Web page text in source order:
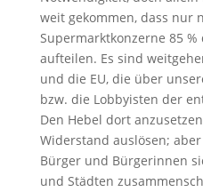
weit gekommen, dass nur
Supermarktkonzerne 85
aufteilen. Es sind
und die EU, die über
bzw. die Lobbyisten der
Den Hebel dort
Widerstand auslösen;
Bürger und Bürgerinnen
und Städten